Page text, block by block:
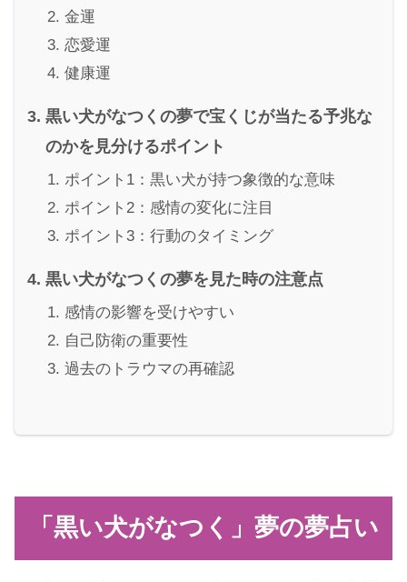
金運
恋愛運
健康運
黒い犬がなつくの夢で宝くじが当たる予兆な
のかを見分けるポイント
ポイント1：黒い犬が持つ象徴的な意味
ポイント2：感情の変化に注目
ポイント3：行動のタイミング
黒い犬がなつくの夢を見た時の注意点
感情の影響を受けやすい
自己防衛の重要性
過去のトラウマの再確認
「黒い犬がなつく」夢の夢占い